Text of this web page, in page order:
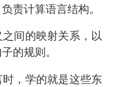
责计算语言结构。
间的映射关系，以
的规则。
，学的就是这些东